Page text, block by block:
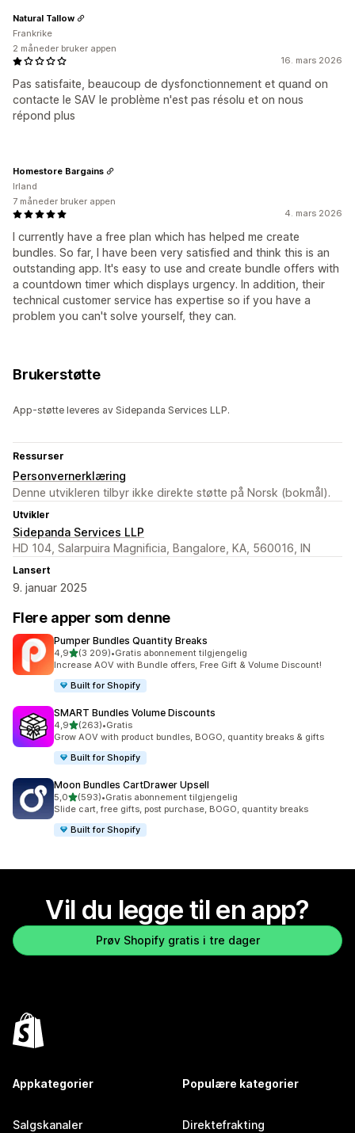
16. mars 2026
Pas satisfaite, beaucoup de dysfonctionnement et quand on
contacte le SAV le problème n'est pas résolu et on nous
répond plus
Natural Tallow
Frankrike
2 måneder bruker appen
4. mars 2026
I currently have a free plan which has helped me create
bundles. So far, I have been very satisfied and think this is an
outstanding app. It's easy to use and create bundle offers with
a countdown timer which displays urgency. In addition, their
technical customer service has expertise so if you have a
problem you can't solve yourself, they can.
Homestore Bargains
Irland
7 måneder bruker appen
Brukerstøtte
App-støtte leveres av Sidepanda Services LLP.
Ressurser
Personvernerklæring
Denne utvikleren tilbyr ikke direkte støtte på Norsk (bokmål).
Utvikler
Sidepanda Services LLP
HD 104, Salarpuira Magnificia, Bangalore, KA, 560016, IN
Lansert
9. januar 2025
Flere apper som denne
Pumper Bundles Quantity Breaks
4,9av 5 stjerner
(3 209)
Totalt 3209 omtaler
•Gratis abonnement tilgjengelig
Increase AOV with Bundle offers, Free Gift & Volume Discount!
Built for Shopify
SMART Bundles Volume Discounts
4,9av 5 stjerner
(263)
Totalt 263 omtaler
•Gratis
Grow AOV with product bundles, BOGO, quantity breaks & gifts
Built for Shopify
Moon Bundles CartDrawer Upsell
5,0av 5 stjerner
(593)
Totalt 593 omtaler
•Gratis abonnement tilgjengelig
Slide cart, free gifts, post purchase, BOGO, quantity breaks
Built for Shopify
Vil du legge til en app?
Prøv Shopify gratis i tre dager
Appkategorier
Salgskanaler
Populære kategorier
Direktefrakting